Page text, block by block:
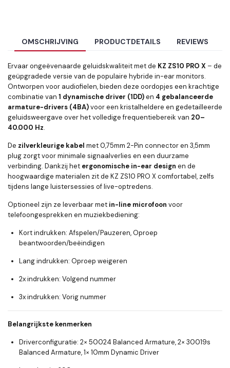
OMSCHRIJVING PRODUCTDETAILS REVIEWS
Ervaar ongeëvenaarde geluidskwaliteit met de KZ ZS10 PRO X – de
geüpgradede versie van de populaire hybride in-ear monitors.
Ontworpen voor audiofielen, bieden deze oordopjes een krachtige
combinatie van 1 dynamische driver (1DD)en 4 gebalanceerde
armature-drivers (4BA)voor een kristalheldere en gedetailleerde
geluidsweergave over het volledige frequentiebereik van 20–
40.000 Hz.
De zilverkleurige kabel met 0,75mm 2-Pin connector en 3,5mm
plug zorgt voor minimale signaalverlies en een duurzame
verbinding. Dankzij het ergonomische in-ear design en de
hoogwaardige materialen zit de KZ ZS10 PRO X comfortabel, zelfs
tijdens lange luistersessies of live-optredens.
Optioneel zijn ze leverbaar met in-line microfoon voor
telefoongesprekken en muziekbediening:
Kort indrukken: Afspelen/Pauzeren, Oproep
beantwoorden/beëindigen
Lang indrukken: Oproep weigeren
2x indrukken: Volgend nummer
3x indrukken: Vorig nummer
Belangrijkste kenmerken
Driverconfiguratie: 2× 50024 Balanced Armature, 2× 30019s
Balanced Armature, 1× 10mm Dynamic Driver